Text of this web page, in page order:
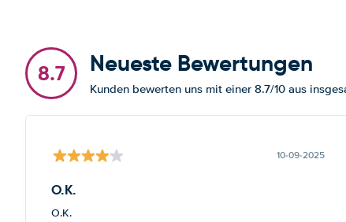
8.7 Neueste Bewertungen
Kunden bewerten uns mit einer 8.7/10 aus
10-09-2025
O.K.
O.K.